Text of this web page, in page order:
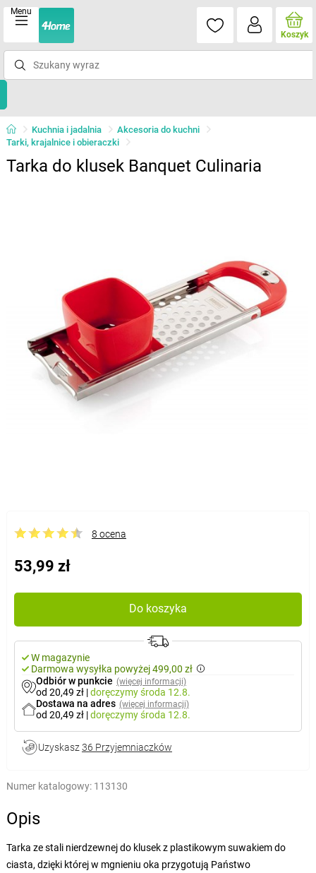
Menu
Koszyk
Kuchnia i jadalnia
Akcesoria do kuchni
Tarki, krajalnice i obieraczki
Tarka do klusek Banquet Culinaria
8 ocena
53,99 zł
Do koszyka
W magazynie
Darmowa wysyłka powyżej 499,00 zł
Odbiór w punkcie (więcej informacji)
od 20,49 zł |doręczymyśroda 12.8.
Dostawa na adres (więcej informacji)
od 20,49 zł |doręczymyśroda 12.8.
Uzyskasz 36 Przyjemniaczków
Numer katalogowy: 113130
Opis
Tarka ze stali nierdzewnej do klusek z plastikowym suwakiem do
ciasta, dzięki której w mgnieniu oka przygotują Państwo